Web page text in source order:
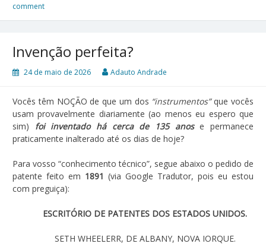
comment
Invenção perfeita?
24 de maio de 2026 Adauto Andrade
Vocês têm NOÇÃO de que um dos “instrumentos”que vocês
usam provavelmente diariamente (ao menos eu espero que
sim) foi inventado há cerca de 135 anose permanece
praticamente inalterado até os dias de hoje?
Para vosso “conhecimento técnico”, segue abaixo o pedido de
patente feito em 1891 (via Google Tradutor, pois eu estou
com preguiça):
ESCRITÓRIO DE PATENTES DOS ESTADOS UNIDOS.
SETH WHEELERR, DE ALBANY, NOVA IORQUE.